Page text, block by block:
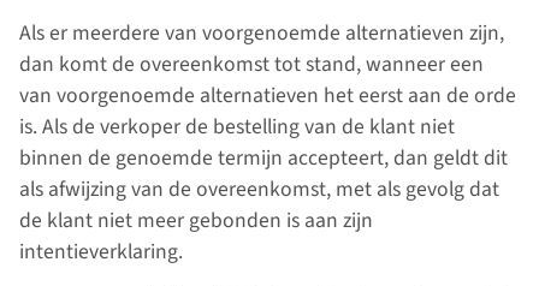
Als er meerdere van voorgenoemde alternatieven zijn,
dan komt de overeenkomst tot stand, wanneer een
van voorgenoemde alternatieven het eerst aan de orde
is. Als de verkoper de bestelling van de klant niet
binnen de genoemde termijn accepteert, dan geldt dit
als afwijzing van de overeenkomst, met als gevolg dat
de klant niet meer gebonden is aan zijn
intentieverklaring.